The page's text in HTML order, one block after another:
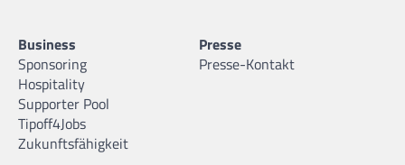
Business
Sponsoring
Hospitality
Supporter Pool
Tipoff4Jobs
Zukunftsfähigkeit
Presse
Presse-Kontakt